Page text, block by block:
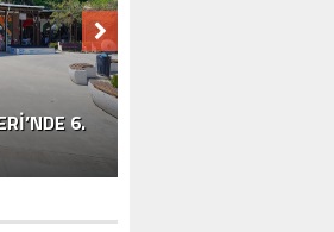
6.
ÇÖZÜM
ARIYOR!”
KURSLARI
EDİYOR
HEDEFİNE
VE İŞ
TAKIMINA
DESTEK…
OY VERDİ
YÖNETİM
EĞİTİMİ
İSİM KRİZİ
“TEPECİK’İ
DURUM!
KÜLTÜR
EDİYOR
İÇİN
İNDİ…